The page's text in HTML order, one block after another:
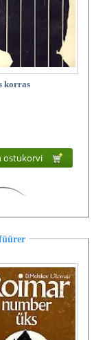
korras
ostukorvi